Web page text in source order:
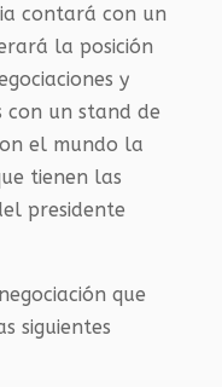
contará con un
la posición
y
con un stand de
el mundo la
tienen las
presidente
que
siguientes